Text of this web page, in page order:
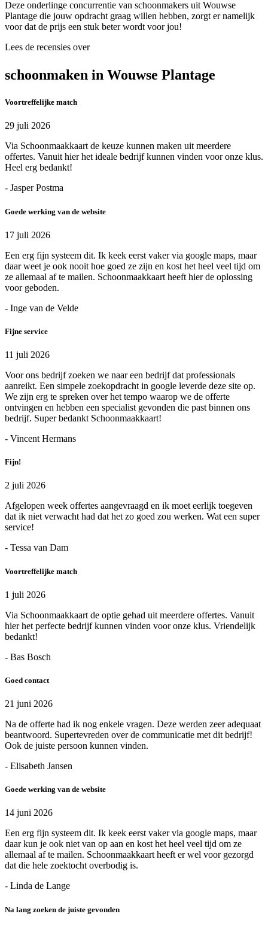
Deze onderlinge concurrentie van schoonmakers uit Wouwse
Plantage die jouw opdracht graag willen hebben, zorgt er namelijk
voor dat de prijs een stuk beter wordt voor jou!
Lees de recensies over
schoonmaken in Wouwse Plantage
Voortreffelijke match
29 juli 2026
Via Schoonmaakkaart de keuze kunnen maken uit meerdere
offertes. Vanuit hier het ideale bedrijf kunnen vinden voor onze klus.
Heel erg bedankt!
- Jasper Postma
Goede werking van de website
17 juli 2026
Een erg fijn systeem dit. Ik keek eerst vaker via google maps, maar
daar weet je ook nooit hoe goed ze zijn en kost het heel veel tijd om
ze allemaal af te mailen. Schoonmaakkaart heeft hier de oplossing
voor geboden.
- Inge van de Velde
Fijne service
11 juli 2026
Voor ons bedrijf zoeken we naar een bedrijf dat professionals
aanreikt. Een simpele zoekopdracht in google leverde deze site op.
We zijn erg te spreken over het tempo waarop we de offerte
ontvingen en hebben een specialist gevonden die past binnen ons
bedrijf. Super bedankt Schoonmaakkaart!
- Vincent Hermans
Fijn!
2 juli 2026
Afgelopen week offertes aangevraagd en ik moet eerlijk toegeven
dat ik niet verwacht had dat het zo goed zou werken. Wat een super
service!
- Tessa van Dam
Voortreffelijke match
1 juli 2026
Via Schoonmaakkaart de optie gehad uit meerdere offertes. Vanuit
hier het perfecte bedrijf kunnen vinden voor onze klus. Vriendelijk
bedankt!
- Bas Bosch
Goed contact
21 juni 2026
Na de offerte had ik nog enkele vragen. Deze werden zeer adequaat
beantwoord. Supertevreden over de communicatie met dit bedrijf!
Ook de juiste persoon kunnen vinden.
- Elisabeth Jansen
Goede werking van de website
14 juni 2026
Een erg fijn systeem dit. Ik keek eerst vaker via google maps, maar
daar kun je ook niet van op aan en kost het heel veel tijd om ze
allemaal af te mailen. Schoonmaakkaart heeft er wel voor gezorgd
dat die hele zoektocht overbodig is.
- Linda de Lange
Na lang zoeken de juiste gevonden